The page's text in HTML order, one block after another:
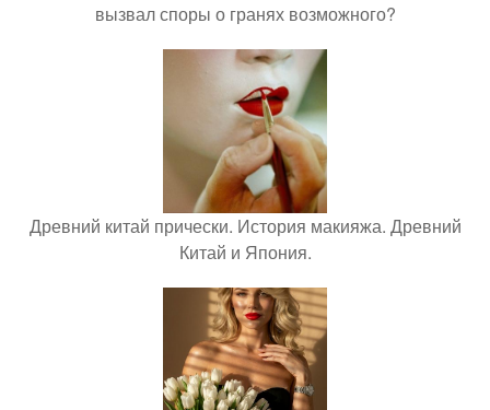
вызвал споры о гранях возможного?
Древний китай прически. История макияжа. Древний
Китай и Япония.